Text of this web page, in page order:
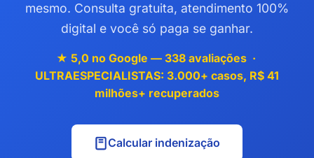
mesmo. Consulta gratuita, atendimento 100%
digital e você só paga se ganhar.
★ 5,0 no Google — 338 avaliações ·
ULTRAESPECIALISTAS: 3.000+ casos, R$ 41
milhões+ recuperados
Calcular indenização